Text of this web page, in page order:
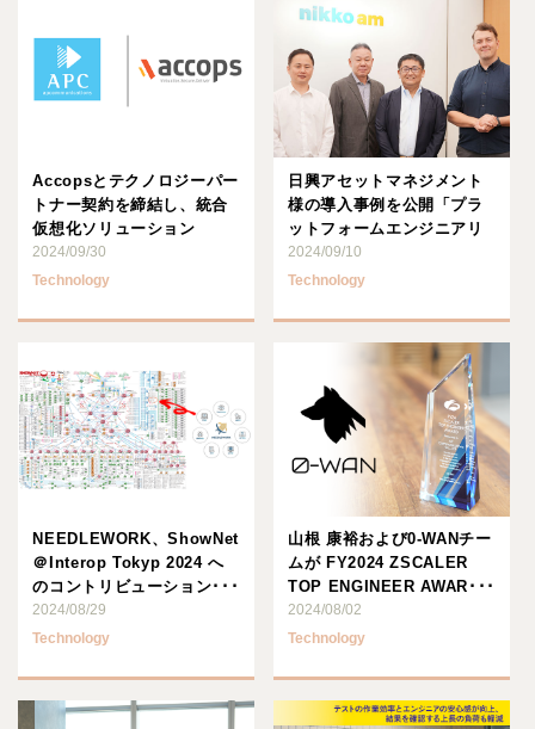
Accopsとテクノロジーパー
トナー契約を締結し、統合
仮想化ソリューション
「Accops シリーズ」･･･
2024/09/30
Technology
日興アセットマネジメント
様の導入事例を公開「プラ
ットフォームエンジニアリ
ング推進支援サービス」
2024/09/10
Technology
NEEDLEWORK、ShowNet
＠Interop Tokyp 2024 へ
のコントリビューション･･･
2024/08/29
Technology
山根 康裕および0-WANチー
ムが FY2024 ZSCALER
TOP ENGINEER AWAR･･･
2024/08/02
Technology